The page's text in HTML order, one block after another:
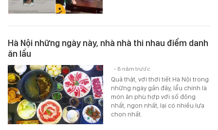
Hà Nội những ngày này, nhà nhà thi nhau điểm danh
ăn lẩu
Quả thật, với thời tiết Hà Nội trong
những ngày gần đây, lẩu chính là
món ăn phù hợp với số đông
nhất, ngon nhất, lại có nhiều lựa
chọn nhất.
- 8 năm trước